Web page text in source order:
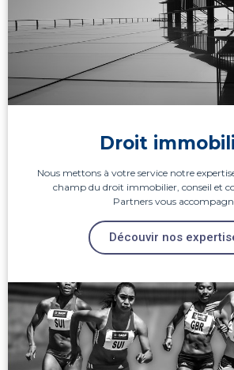
Droit
Nous mettons à votre service notre
champ du droit immobilier, conseil et
Partners vous
Découvir nos